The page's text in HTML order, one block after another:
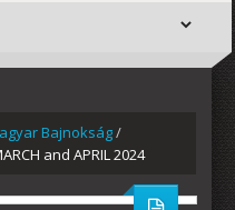
Bajnokság/
and APRIL 2024